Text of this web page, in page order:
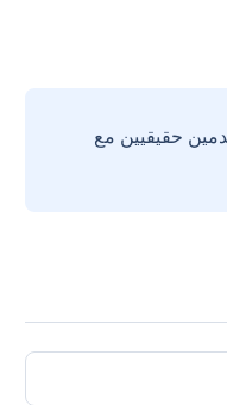
حقيقيين مع